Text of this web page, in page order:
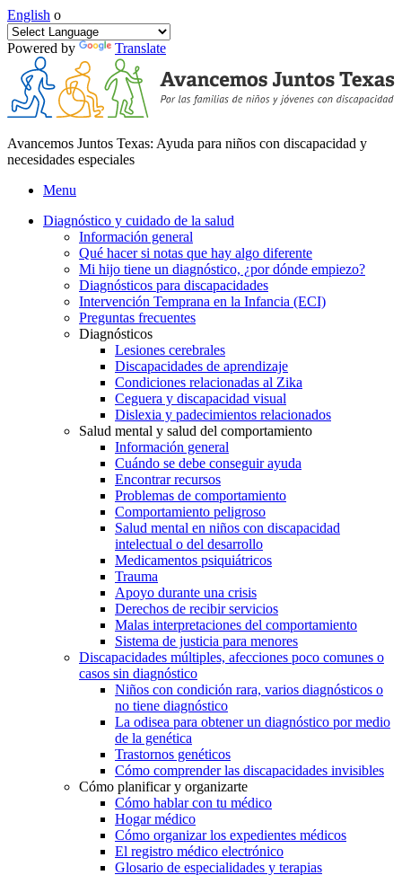
English o
Powered by Translate
Avancemos Juntos Texas: Ayuda para niños con discapacidad y
necesidades especiales
Menu
Diagnóstico y cuidado de la salud
Información general
Qué hacer si notas que hay algo diferente
Mi hijo tiene un diagnóstico, ¿por dónde empiezo?
Diagnósticos para discapacidades
Intervención Temprana en la Infancia (ECI)
Preguntas frecuentes
Diagnósticos
Lesiones cerebrales
Discapacidades de aprendizaje
Condiciones relacionadas al Zika
Ceguera y discapacidad visual
Dislexia y padecimientos relacionados
Salud mental y salud del comportamiento
Información general
Cuándo se debe conseguir ayuda
Encontrar recursos
Problemas de comportamiento
Comportamiento peligroso
Salud mental en niños con discapacidad
intelectual o del desarrollo
Medicamentos psiquiátricos
Trauma
Apoyo durante una crisis
Derechos de recibir servicios
Malas interpretaciones del comportamiento
Sistema de justicia para menores
Discapacidades múltiples, afecciones poco comunes o
casos sin diagnóstico
Niños con condición rara, varios diagnósticos o
no tiene diagnóstico
La odisea para obtener un diagnóstico por medio
de la genética
Trastornos genéticos
Cómo comprender las discapacidades invisibles
Cómo planificar y organizarte
Cómo hablar con tu médico
Hogar médico
Cómo organizar los expedientes médicos
El registro médico electrónico
Glosario de especialidades y terapias